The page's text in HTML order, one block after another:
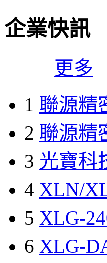
企業快訊
更多
1 聯源精
2 聯源精
3 光寶科
4 XLN/
5 XLG-
6 XLG-